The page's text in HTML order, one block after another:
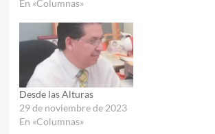
En «Columnas»
Desde las Alturas
29 de noviembre de 2023
En «Columnas»